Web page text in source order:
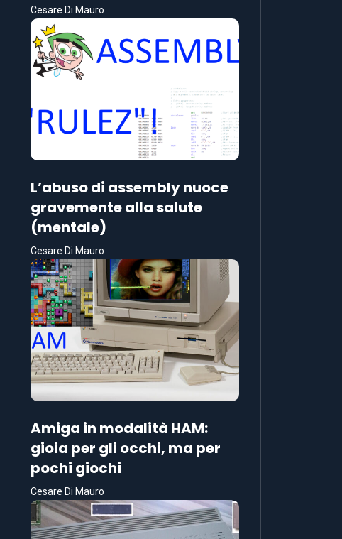
Cesare Di Mauro
L’abuso di assembly nuoce
gravemente alla salute
(mentale)
Cesare Di Mauro
Amiga in modalità HAM:
gioia per gli occhi, ma per
pochi giochi
Cesare Di Mauro